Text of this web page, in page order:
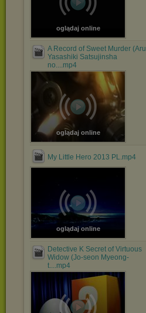
oglądaj online
A Record of Sweet Murder (Aru
Yasashiki Satsujinsha
no....mp4
oglądaj online
My Little Hero 2013 PL.mp4
oglądaj online
Detective K Secret of Virtuous
Widow (Jo-seon Myeong-
t....mp4